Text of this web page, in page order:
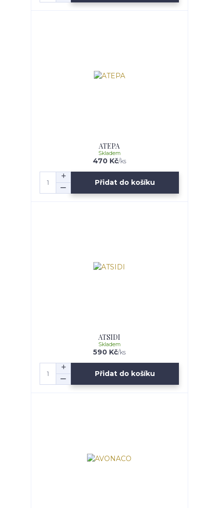
ATEPA
470 Kč/ks
Skladem
Přidat do košíku
ATSIDI
590 Kč/ks
Skladem
Přidat do košíku